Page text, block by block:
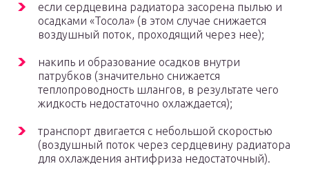
если сердцевина радиатора засорена пылью и
осадками «Тосола» (в этом случае снижается
воздушный поток, проходящий через нее);
накипь и образование осадков внутри
патрубков (значительно снижается
теплопроводность шлангов, в результате чего
жидкость недостаточно охлаждается);
транспорт двигается с небольшой скоростью
(воздушный поток через сердцевину радиатора
для охлаждения антифриза недостаточный).